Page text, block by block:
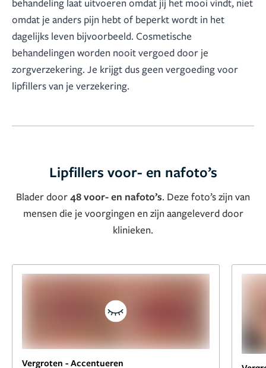
behandeling laat uitvoeren omdat jij het mooi vindt, niet
omdat je anders pijn hebt of beperkt wordt in het
dagelijks leven bijvoorbeeld. Cosmetische
behandelingen worden nooit vergoed door je
zorgverzekering. Je krijgt dus geen vergoeding voor
lipfillers van je verzekering.
Lipfillers voor- en nafoto’s
Blader door48 voor- en nafoto’s. Deze foto’s zijn van
mensen die je voorgingen en zijn aangeleverd door
klinieken.
Vergroten - Accentueren